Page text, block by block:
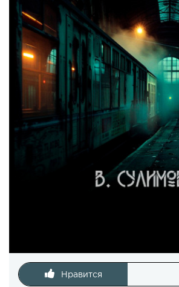
Нравится